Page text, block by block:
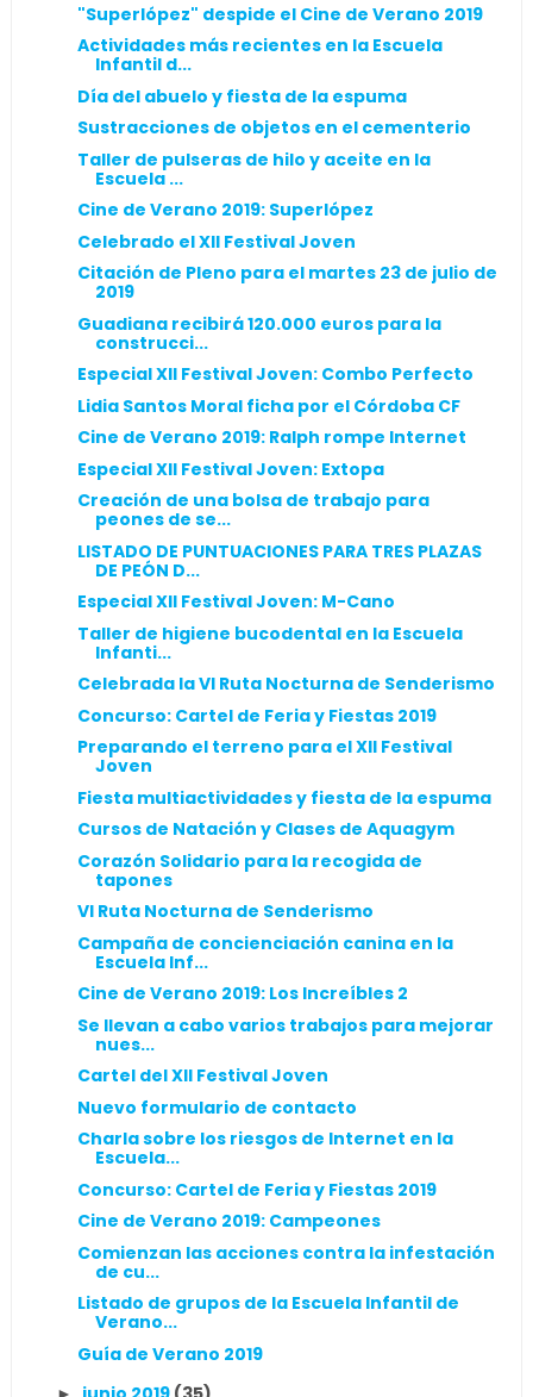
"Superlópez" despide el Cine de Verano 2019
Actividades más recientes en la Escuela
Infantil d...
Día del abuelo y fiesta de la espuma
Sustracciones de objetos en el cementerio
Taller de pulseras de hilo y aceite en la
Escuela ...
Cine de Verano 2019: Superlópez
Celebrado el XII Festival Joven
Citación de Pleno para el martes 23 de julio de
2019
Guadiana recibirá 120.000 euros para la
construcci...
Especial XII Festival Joven: Combo Perfecto
Lidia Santos Moral ficha por el Córdoba CF
Cine de Verano 2019: Ralph rompe Internet
Especial XII Festival Joven: Extopa
Creación de una bolsa de trabajo para
peones de se...
LISTADO DE PUNTUACIONES PARA TRES PLAZAS
DE PEÓN D...
Especial XII Festival Joven: M-Cano
Taller de higiene bucodental en la Escuela
Infanti...
Celebrada la VI Ruta Nocturna de Senderismo
Concurso: Cartel de Feria y Fiestas 2019
Preparando el terreno para el XII Festival
Joven
Fiesta multiactividades y fiesta de la espuma
Cursos de Natación y Clases de Aquagym
Corazón Solidario para la recogida de
tapones
VI Ruta Nocturna de Senderismo
Campaña de concienciación canina en la
Escuela Inf...
Cine de Verano 2019: Los Increíbles 2
Se llevan a cabo varios trabajos para mejorar
nues...
Cartel del XII Festival Joven
Nuevo formulario de contacto
Charla sobre los riesgos de Internet en la
Escuela...
Concurso: Cartel de Feria y Fiestas 2019
Cine de Verano 2019: Campeones
Comienzan las acciones contra la infestación
de cu...
Listado de grupos de la Escuela Infantil de
Verano...
Guía de Verano 2019